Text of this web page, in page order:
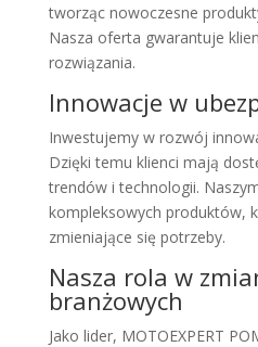
tworząc nowoczesne
Nasza oferta gwarantuje
rozwiązania.
Innowacje w
Inwestujemy w rozwój
Dzięki temu klienci mają
trendów i technologii.
kompleksowych produktów,
zmieniające się potrzeby.
Nasza rola w
branżowych
Jako lider, MOTOEXPERT